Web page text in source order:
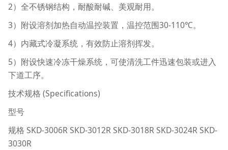
2）全不锈钢结构，耐酸耐碱、美观耐用。
3）附设溶剂加热自动温控装置，温控范围30-110℃。
4）内藏式冷凝系统，有效防止溶剂挥发。
5）附设快速冷冻干燥系统，可使清洗工件迅速包装或进入
下道工序。
技术规格 (Specifications)
型号
规格 SKD-3006R SKD-3012R SKD-3018R SKD-3024R SKD-
3030R